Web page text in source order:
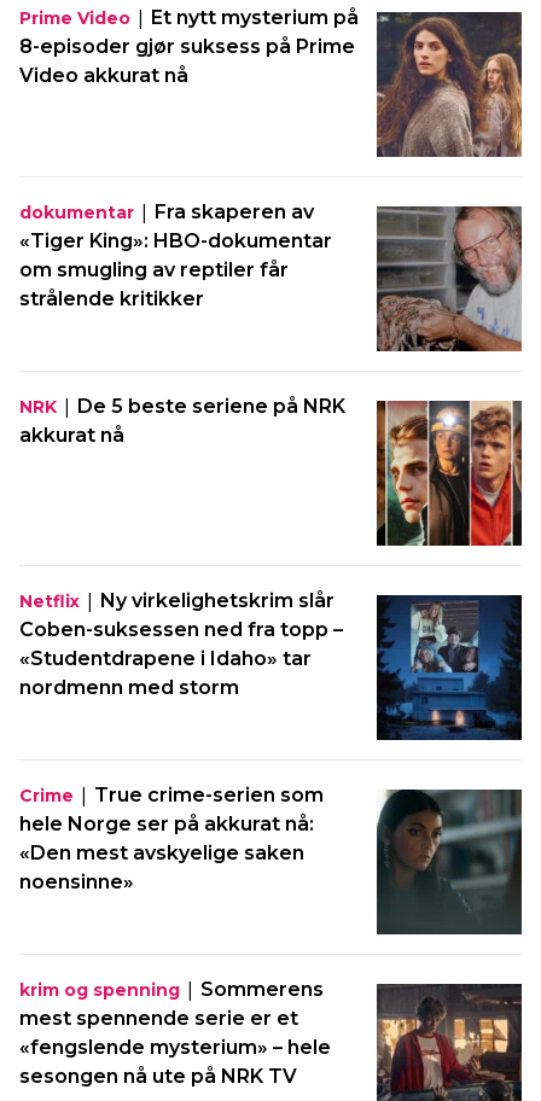
Prime Video | Et nytt mysterium på
8-episoder gjør suksess på Prime
Video akkurat nå
dokumentar | Fra skaperen av
«Tiger King»: HBO-dokumentar
om smugling av reptiler får
strålende kritikker
NRK | De 5 beste seriene på NRK
akkurat nå
Netflix | Ny virkelighetskrim slår
Coben-suksessen ned fra topp –
«Studentdrapene i Idaho» tar
nordmenn med storm
Crime | True crime-serien som
hele Norge ser på akkurat nå:
«Den mest avskyelige saken
noensinne»
krim og spenning | Sommerens
mest spennende serie er et
«fengslende mysterium» – hele
sesongen nå ute på NRK TV